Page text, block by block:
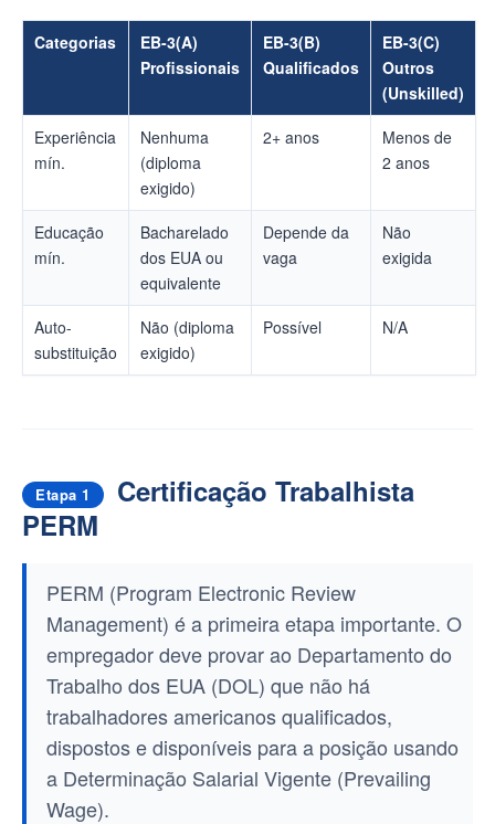
Categorias
EB-3(A)
Profissionais
EB-3(B)
Qualificados
EB-3(C)
Outros
(Unskilled)
Experiência
mín.
Nenhuma
(diploma
exigido)
2+ anos
Menos de
2 anos
Educação
mín.
Bacharelado
dos EUA ou
equivalente
Depende da
vaga
Não
exigida
Auto-
substituição
Não (diploma
exigido)
Possível N/A
Etapa 1
Certificação Trabalhista
PERM
PERM (Program Electronic Review
Management) é a primeira etapa importante. O
empregador deve provar ao Departamento do
Trabalho dos EUA (DOL) que não há
trabalhadores americanos qualificados,
dispostos e disponíveis para a posição usando
a Determinação Salarial Vigente (Prevailing
Wage).